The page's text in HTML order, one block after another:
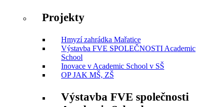
Projekty
Hmyzí zahrádka Mařatice
Výstavba FVE SPOLEČNOSTI Academic
School
Inovace v Academic School v SŠ
OP JAK MŠ, ZŠ
Výstavba FVE společnosti